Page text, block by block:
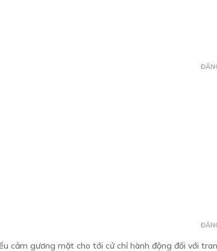
cảm gương mặt cho tới cử chỉ hành động đối với